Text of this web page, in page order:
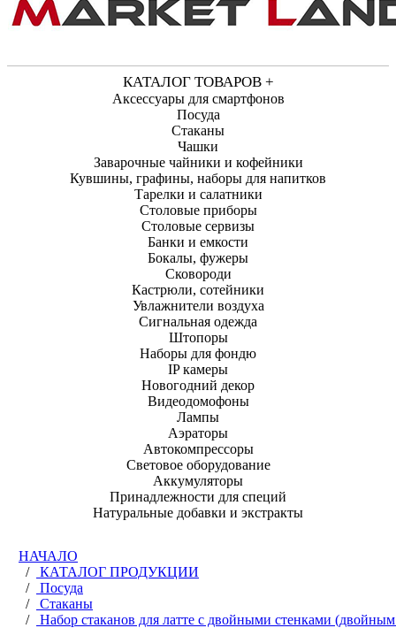
КАТАЛОГ ТОВАРОВ +
Аксессуары для смартфонов
Посуда
Стаканы
Чашки
Заварочные чайники и кофейники
Кувшины, графины, наборы для напитков
Тарелки и салатники
Столовые приборы
Столовые сервизы
Банки и емкости
Бокалы, фужеры
Сковороди
Кастрюли, сотейники
Увлажнители воздуха
Сигнальная одежда
Штопоры
Наборы для фондю
IP камеры
Новогодний декор
Видеодомофоны
Лампы
Аэраторы
Автокомпрессоры
Световое оборудование
Аккумуляторы
Принадлежности для специй
Натуральные добавки и экстракты
НАЧАЛО
/
КАТАЛОГ ПРОДУКЦИИ
/
Посуда
/
Стаканы
/
Набор стаканов для латте с двойными стенками